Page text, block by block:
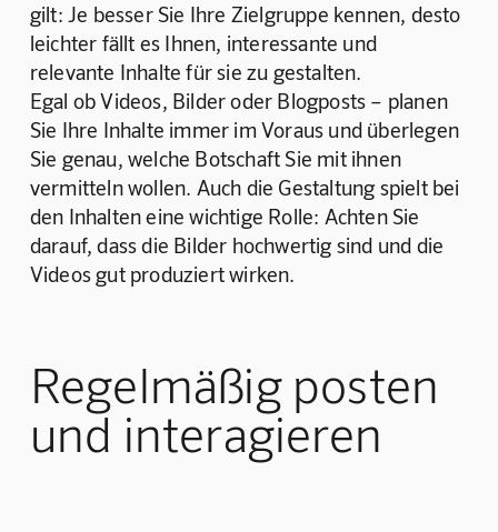
gilt: Je besser Sie Ihre Zielgruppe kennen, desto
leichter fällt es Ihnen, interessante und
relevante Inhalte für sie zu gestalten.
Egal ob Videos, Bilder oder Blogposts – planen
Sie Ihre Inhalte immer im Voraus und überlegen
Sie genau, welche Botschaft Sie mit ihnen
vermitteln wollen. Auch die Gestaltung spielt bei
den Inhalten eine wichtige Rolle: Achten Sie
darauf, dass die Bilder hochwertig sind und die
Videos gut produziert wirken.
Regelmäßig posten
und interagieren